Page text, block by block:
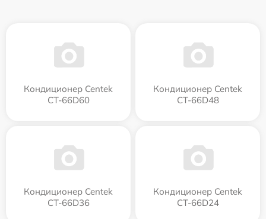
Кондиционер Centek
CT-66D60
Кондиционер Centek
CT-66D48
Кондиционер Centek
CT-66D36
Кондиционер Centek
CT-66D24